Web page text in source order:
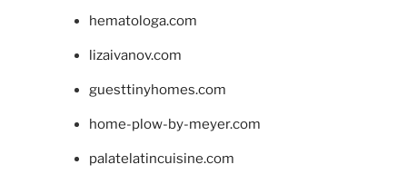
hematologa.com
lizaivanov.com
guesttinyhomes.com
home-plow-by-meyer.com
palatelatincuisine.com